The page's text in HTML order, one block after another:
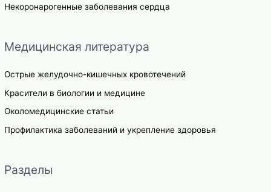
Некоронарогенные заболевания сердца
Медицинская литература
Острые желудочно-кишечных кровотечений
Красители в биологии и медицине
Околомедицинские статьи
Профилактика заболеваний и укрепление здоровья
Разделы